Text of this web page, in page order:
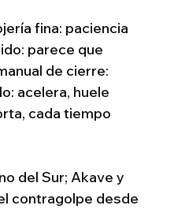
fina: paciencia
parece que
de cierre:
acelera, huele
cada tiempo
del Sur; Akave y
contragolpe desde